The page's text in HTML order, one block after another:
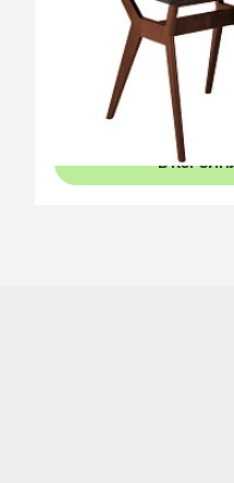
Стол Нарвик
Графит Темный орех
В